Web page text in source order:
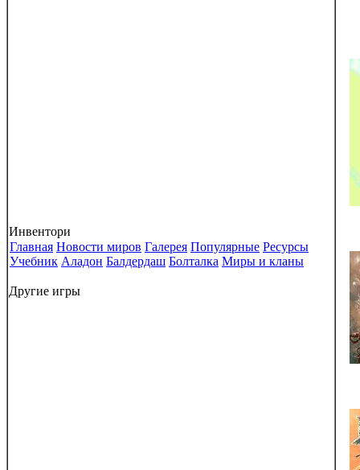
Инвентори
Главная Новости миров Галерея Популярные Ресурсы
Учебник Аладон Балдердаш Болталка Миры и кланы
Другие игры